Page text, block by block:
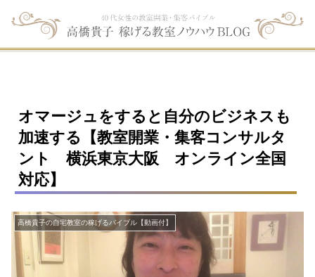
オマージュをすると自分のビジネスも
加速する【教室開業・集客コンサルタ
ント 横浜東京大阪 オンライン全国
対応】
高橋貴子の自宅教室の稼げるバイブル【動画付】